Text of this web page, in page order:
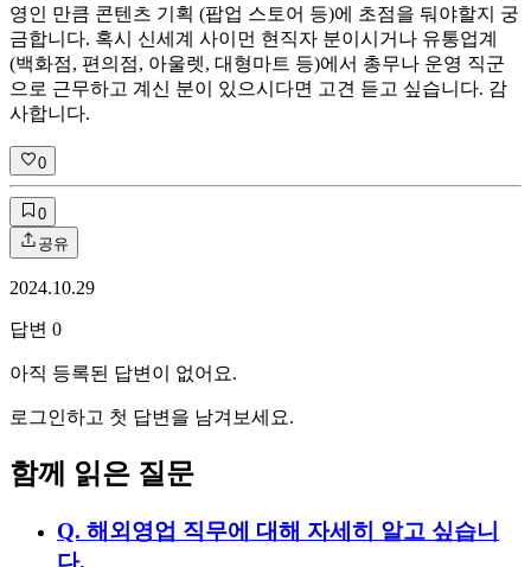
영인 만큼 콘텐츠 기획 (팝업 스토어 등)에 초점을 둬야할지 궁
금합니다. 혹시 신세계 사이먼 현직자 분이시거나 유통업계
(백화점, 편의점, 아울렛, 대형마트 등)에서 총무나 운영 직군
으로 근무하고 계신 분이 있으시다면 고견 듣고 싶습니다. 감
사합니다.
0
0
공유
2024.10.29
답변 0
아직 등록된 답변이 없어요.
로그인하고 첫 답변을 남겨보세요.
함께 읽은 질문
Q. 해외영업 직무에 대해 자세히 알고 싶습니
다.